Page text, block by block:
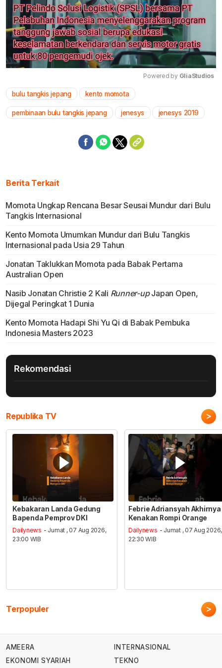
Powered by GliaStudios
bulu tangkis jepang kento momota
pembinaan bulu tangkis jepang jenesys jenesys 2019
Berita Terkait
Momota Ungkap Rencana Besar Seusai Mundur dari Bulu
Tangkis Internasional
Kento Momota Umumkan Mundur dari Bulu Tangkis
Internasional pada Usia 29 Tahun
Jonatan Taklukkan Momota pada Babak Pertama
Australian Open
Nasib Jonatan Christie 2 Kali Runner-upJapan Open,
Dijegal Peringkat 1 Dunia
Kento Momota Hadapi Shi Yu Qi di Babak Pembuka
Indonesia Masters 2023
Rekomendasi
Republika TV >
Kebakaran Landa Gedung
Bapenda Pemprov DKI
Dailynews - Jumat , 07 Aug 2026,
23:00 WIB
Febrie Adriansyah Akhirnya
Kenakan Rompi Orange
Dailynews - Jumat , 07 Aug 2026,
22:30 WIB
Terpopuler >
AMEERA
EKONOMI SYARIAH
INTERNASIONAL
TEKNO